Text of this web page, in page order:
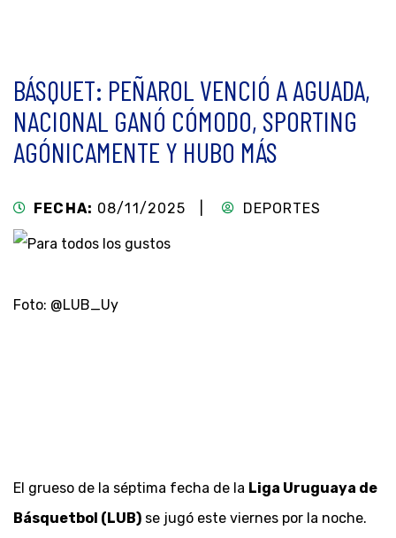
BÁSQUET: PEÑAROL VENCIÓ A AGUADA,
NACIONAL GANÓ CÓMODO, SPORTING
AGÓNICAMENTE Y HUBO MÁS
FECHA: 08/11/2025 | DEPORTES
Foto: @LUB_Uy
El grueso de la séptima fecha de la Liga Uruguaya de
Básquetbol (LUB) se jugó este viernes por la noche.